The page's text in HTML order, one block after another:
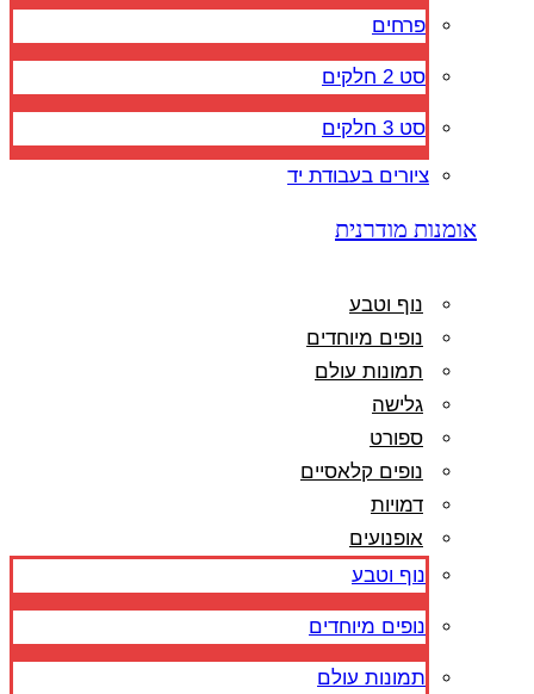
פרחים
סט 2 חלקים
סט 3 חלקים
ציורים בעבודת יד
אומנות מודרנית
נוף וטבע
נופים מיוחדים
תמונות עולם
גלישה
ספורט
נופים קלאסיים
דמויות
אופנועים
נוף וטבע
נופים מיוחדים
תמונות עולם